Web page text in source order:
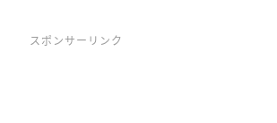
スポンサーリンク